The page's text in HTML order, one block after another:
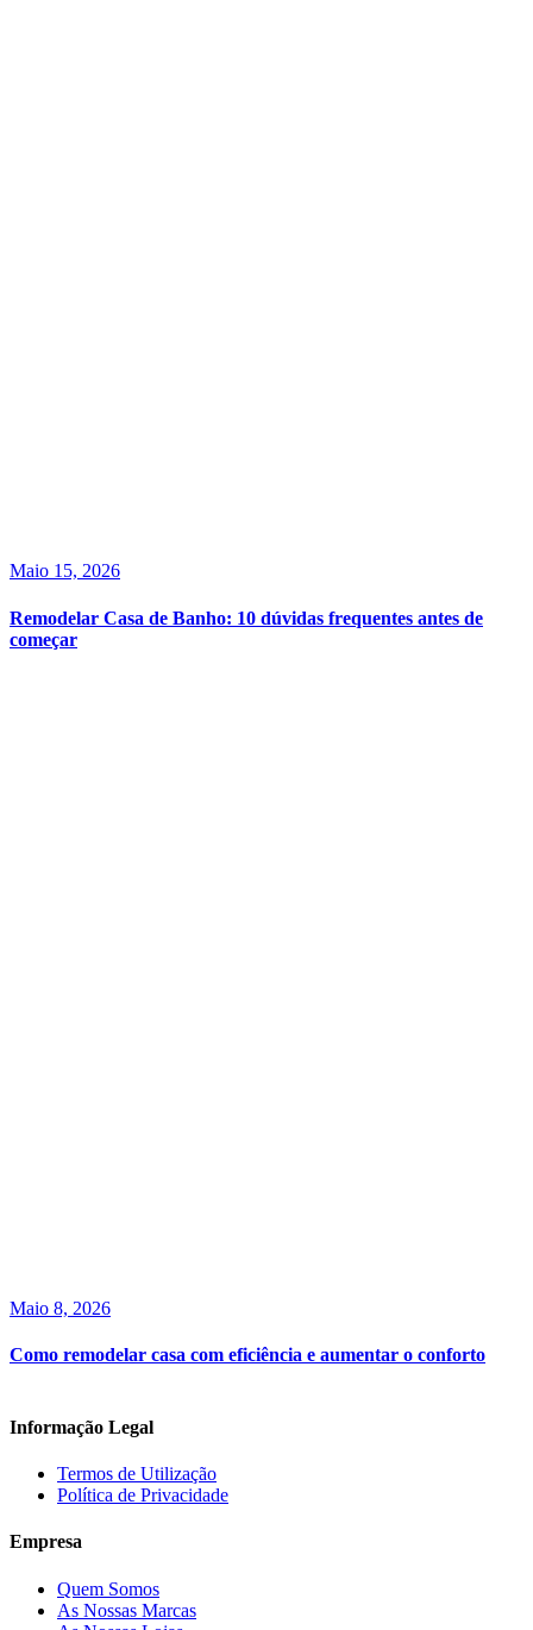
Maio 15, 2026
Remodelar Casa de Banho: 10 dúvidas frequentes antes de
começar
Maio 8, 2026
Como remodelar casa com eficiência e aumentar o conforto
Informação Legal
Termos de Utilização
Política de Privacidade
Empresa
Quem Somos
As Nossas Marcas